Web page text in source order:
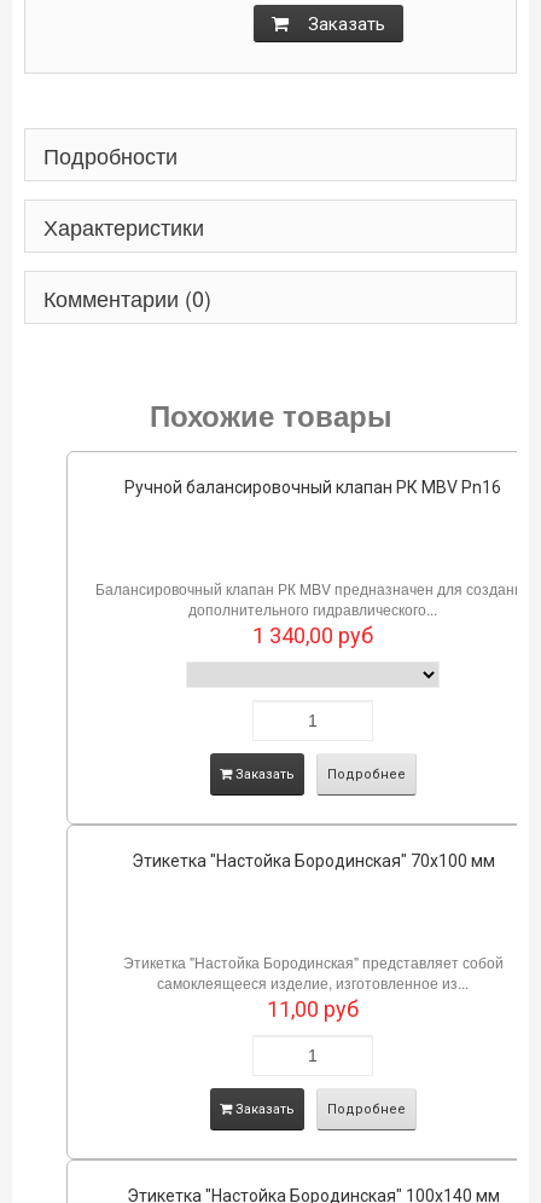
Заказать
Подробности
Характеристики
Комментарии (0)
Похожие товары
Ручной балансировочный клапан РК MBV Pn16
Балансировочный клапан РК MBV предназначен для создания
дополнительного гидравлического...
1 340,00 руб
Заказать Подробнее
Этикетка "Настойка Бородинская" 70х100 мм
Этикетка "Настойка Бородинская" представляет собой
самоклеящееся изделие, изготовленное из...
11,00 руб
Заказать Подробнее
Этикетка "Настойка Бородинская" 100х140 мм